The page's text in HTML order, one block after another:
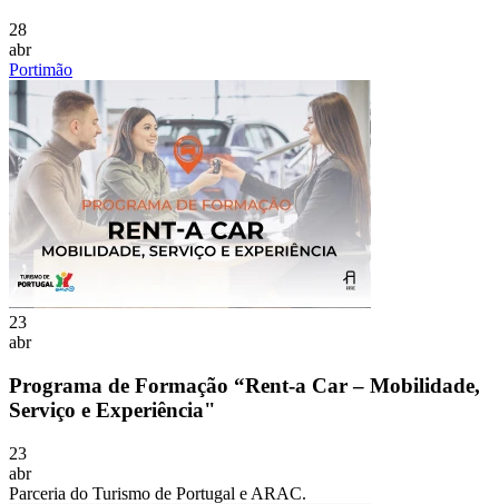
28
abr
Portimão
23
abr
Programa de Formação “Rent-a Car – Mobilidade,
Serviço e Experiência"
23
abr
Parceria do Turismo de Portugal e ARAC.